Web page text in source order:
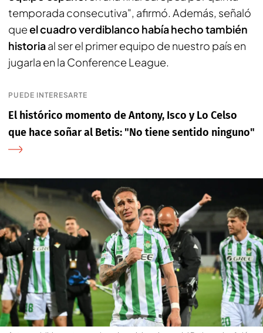
temporada consecutiva", afirmó. Además, señaló
queel cuadro verdiblanco había hecho también
historiaal ser el primer equipo de nuestro país en
jugarla en la Conference League.
PUEDE INTERESARTE
El histórico momento de Antony, Isco y Lo Celso
que hace soñar al Betis: "No tiene sentido ninguno"